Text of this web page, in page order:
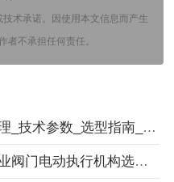
术承诺。因使用本文信息而产生
者不承担任何责任。
上一篇 : 电动球阀门_工作原理_技术参数_选型指南_安装调试方法
下一篇 : 电动阀门操作器_工业阀门电动执行机构选购与应用指南